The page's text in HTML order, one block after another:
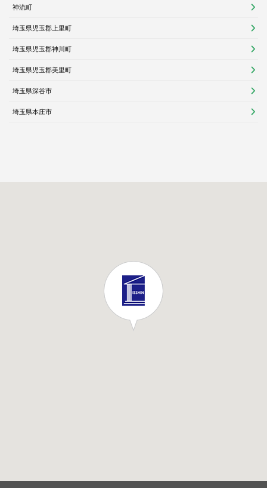
神流町
埼玉県児玉郡上里町
埼玉県児玉郡神川町
埼玉県児玉郡美里町
埼玉県深谷市
埼玉県本庄市